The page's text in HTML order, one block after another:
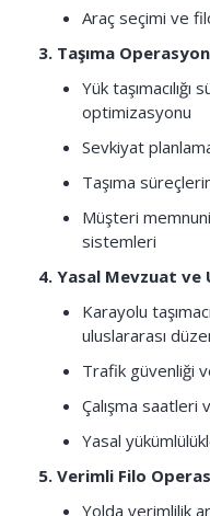
Araç seçimi ve
3. Taşıma
Yük
optimizasyonu
Sevkiyat
Taşıma
Müşteri
sistemleri
4. Yasal Mevzuat ve
Karayolu
uluslararası
Trafik güvenliği
Çalışma saatleri
Yasal
5. Verimli Filo
Yolda verimlilik